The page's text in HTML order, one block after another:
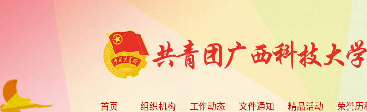
首页 组织机构 工作动态 文件通知 精品活动 荣誉历